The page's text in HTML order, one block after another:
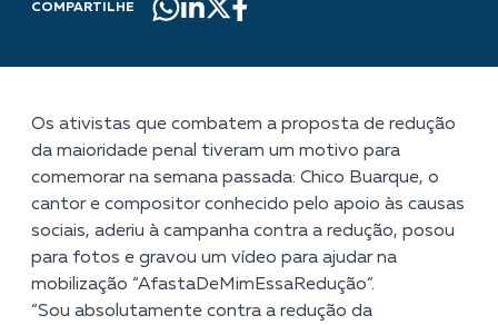
COMPARTILHE
Os ativistas que combatem a proposta de redução
da maioridade penal tiveram um motivo para
comemorar na semana passada: Chico Buarque, o
cantor e compositor conhecido pelo apoio às causas
sociais, aderiu à campanha contra a redução, posou
para fotos e gravou um vídeo para ajudar na
mobilização “AfastaDeMimEssaRedução”.
“Sou absolutamente contra a redução da